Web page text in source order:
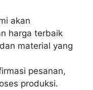
akan
harga terbaik
material yang
pesanan,
produksi.